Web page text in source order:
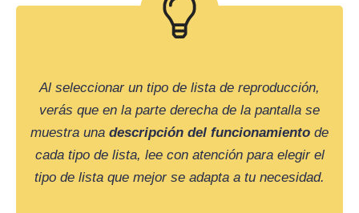
Al seleccionar un tipo de lista de reproducción,
verás que en la parte derecha de la pantalla se
muestra una descripción del funcionamiento de
cada tipo de lista, lee con atención para elegir el
tipo de lista que mejor se adapta a tu necesidad.